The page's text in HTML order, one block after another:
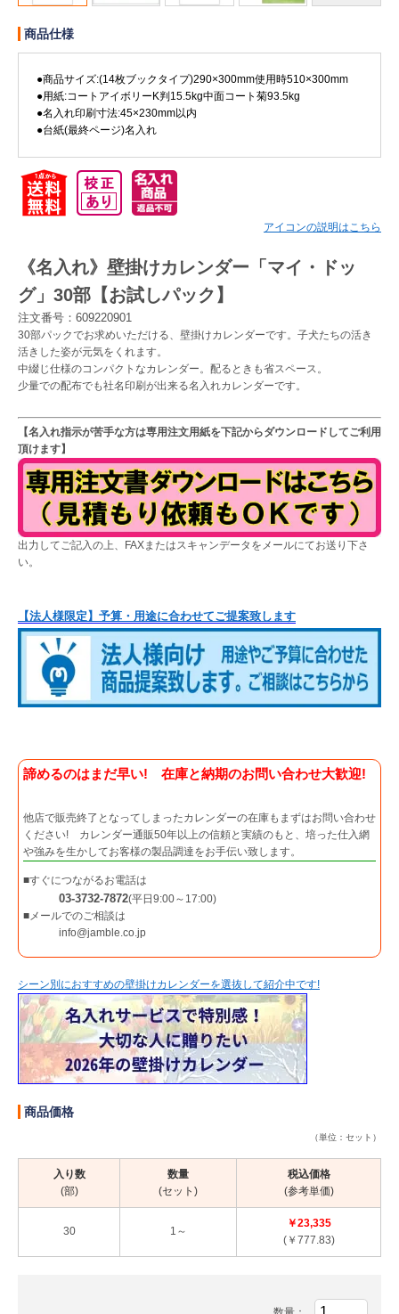
ログアウト
Myページ 見積書 お気に入り
商品仕様
●商品サイズ:(14枚ブックタイプ)290×300mm使用時510×300mm
●用紙:コートアイボリーK判15.5kg中面コート菊93.5kg
●名入れ印刷寸法:45×230mm以内
●台紙(最終ページ)名入れ
アイコンの説明はこちら
《名入れ》壁掛けカレンダー「マイ・ドッ
グ」30部【お試しパック】
注文番号：609220901
30部パックでお求めいただける、壁掛けカレンダーです。子犬たちの活き
活きした姿が元気をくれます。
中綴じ仕様のコンパクトなカレンダー。配るときも省スペース。
少量での配布でも社名印刷が出来る名入れカレンダーです。
【名入れ指示が苦手な方は専用注文用紙を下記からダウンロードしてご利用
頂けます】
出力してご記入の上、FAXまたはスキャンデータをメールにてお送り下さ
い。
【法人様限定】予算・用途に合わせてご提案致します
諦めるのはまだ早い! 在庫と納期のお問い合わせ大歓迎!
他店で販売終了となってしまったカレンダーの在庫もまずはお問い合わせ
ください! カレンダー通販50年以上の信頼と実績のもと、培った仕入網
や強みを生かしてお客様の製品調達をお手伝い致します。
■すぐにつながるお電話は
03-3732-7872(平日9:00～17:00)
■メールでのご相談は
info@jamble.co.jp
シーン別におすすめの壁掛けカレンダーを選抜して紹介中です!
商品価格
（単位：セット）
入り数
(部)
数量
(セット)
税込価格
(参考単価)
30 1～
￥23,335
(￥777.83)